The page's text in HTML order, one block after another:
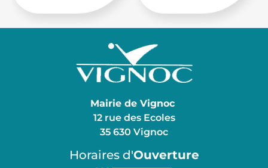
Mairie de Vignoc
12 rue des Ecoles
35 630 Vignoc
Horaires d'Ouverture